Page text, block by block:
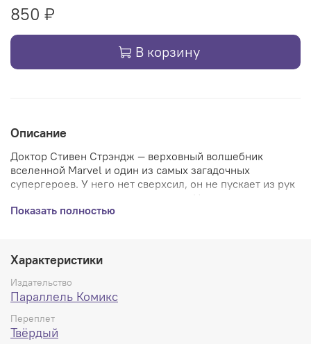
850 ₽
В корзину
Описание
Доктор Стивен Стрэндж — верховный волшебник
вселенной Marvel и один из самых загадочных
супергероев. У него нет сверхсил, он не пускает из рук
прийти на помощь и самоотверженно спасти мир — и
драгоценные истории о главном волшебнике Marvel —
«Лихорадка» Брендана Маккарти и «Торжество и
Терзание» Роджера Стэрна и Майка Миньолы. Авторы,
работавшие над «Безумным Максом» и «Хэллбоем»
рассказали истории, которые прекрасно показывают,
кто такой Доктор Стрэндж — и впервые они собраны
под одной обложкой
Показать полностью
Характеристики
Издательство
Параллель Комикс
Переплет
Твёрдый